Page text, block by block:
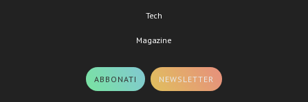
Tech
Magazine
ABBONATI NEWSLETTER